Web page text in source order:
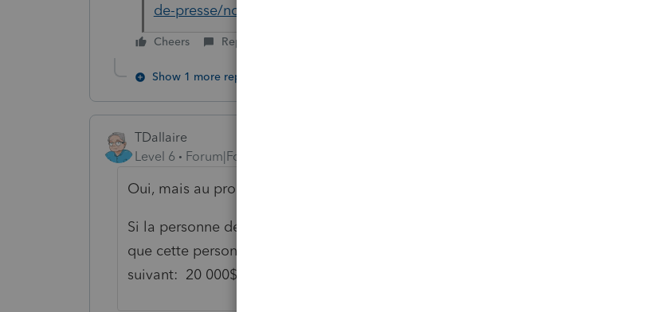
de-presse/nouvelles-fiscales/details/xxxxx/xxxx-10-28/</a
Cheers Reply
Show 1 more reply
TDallaire
Level 6
Forum|Forum|6 years ago
Oui, mais au prorata des mois qu'il était vivant.
Si la personne décédée avait 20 000$ de revenus pouvant être transféré et
que cette personne est décédée en septembre 2018, alors le calcul est le
suivant: 20 000$ x (50% x 9/12) = 7 500$ pouvant être transféré au conjoint.